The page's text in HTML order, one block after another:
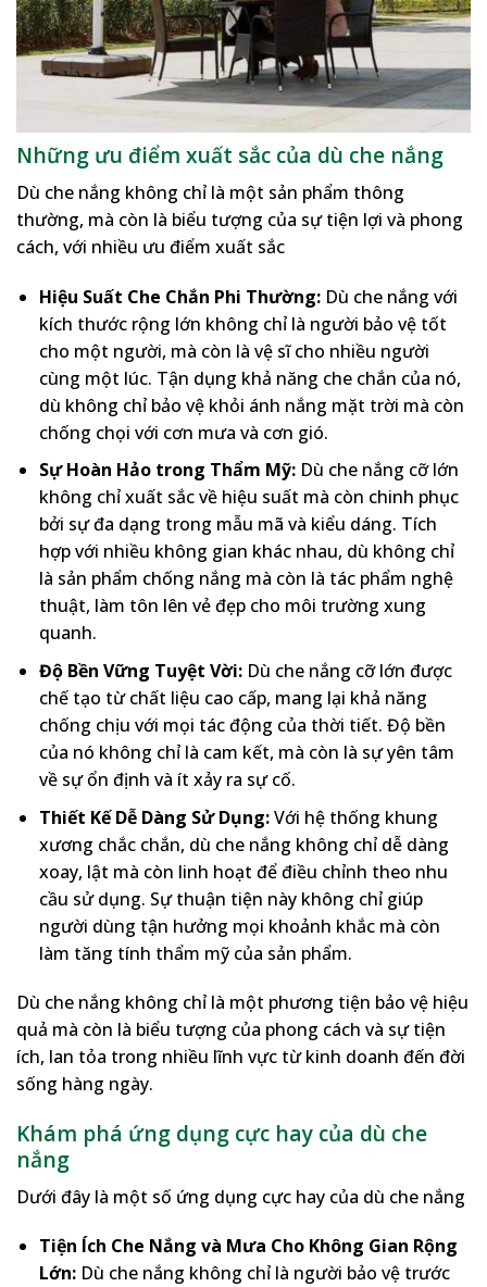
Những ưu điểm xuất sắc của dù che nắng
Dù che nắng không chỉ là một sản phẩm thông
thường, mà còn là biểu tượng của sự tiện lợi và phong
cách, với nhiều ưu điểm xuất sắc
Hiệu Suất Che Chắn Phi Thường:Dù che nắng với
kích thước rộng lớn không chỉ là người bảo vệ tốt
cho một người, mà còn là vệ sĩ cho nhiều người
cùng một lúc. Tận dụng khả năng che chắn của nó,
dù không chỉ bảo vệ khỏi ánh nắng mặt trời mà còn
chống chọi với cơn mưa và cơn gió.
Sự Hoàn Hảo trong Thẩm Mỹ:Dù che nắng cỡ lớn
không chỉ xuất sắc về hiệu suất mà còn chinh phục
bởi sự đa dạng trong mẫu mã và kiểu dáng. Tích
hợp với nhiều không gian khác nhau, dù không chỉ
là sản phẩm chống nắng mà còn là tác phẩm nghệ
thuật, làm tôn lên vẻ đẹp cho môi trường xung
quanh.
Độ Bền Vững Tuyệt Vời:Dù che nắng cỡ lớn được
chế tạo từ chất liệu cao cấp, mang lại khả năng
chống chịu với mọi tác động của thời tiết. Độ bền
của nó không chỉ là cam kết, mà còn là sự yên tâm
về sự ổn định và ít xảy ra sự cố.
Thiết Kế Dễ Dàng Sử Dụng:Với hệ thống khung
xương chắc chắn, dù che nắng không chỉ dễ dàng
xoay, lật mà còn linh hoạt để điều chỉnh theo nhu
cầu sử dụng. Sự thuận tiện này không chỉ giúp
người dùng tận hưởng mọi khoảnh khắc mà còn
làm tăng tính thẩm mỹ của sản phẩm.
Dù che nắng không chỉ là một phương tiện bảo vệ hiệu
quả mà còn là biểu tượng của phong cách và sự tiện
ích, lan tỏa trong nhiều lĩnh vực từ kinh doanh đến đời
sống hàng ngày.
Khám phá ứng dụng cực hay của dù che
nắng
Dưới đây là một số ứng dụng cực hay của dù che nắng
Tiện Ích Che Nắng và Mưa Cho Không Gian Rộng
Lớn:Dù che nắng không chỉ là người bảo vệ trước